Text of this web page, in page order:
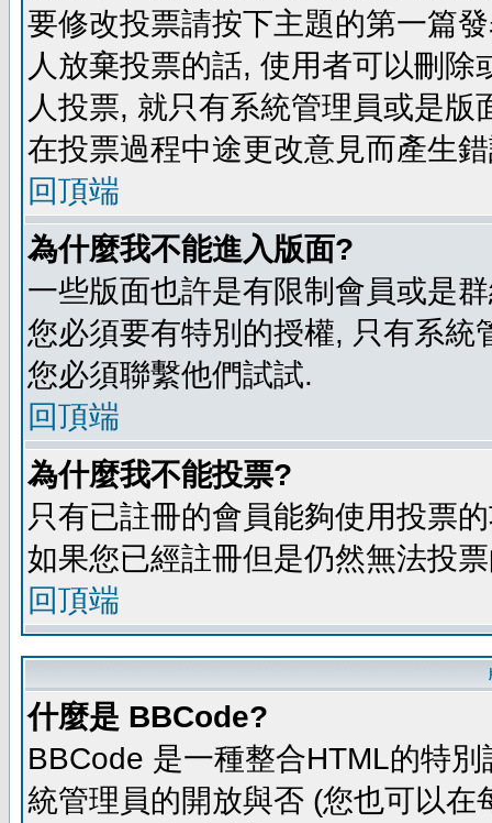
要修改投票請按下主題的第一篇
人放棄投票的話, 使用者可以刪
人投票, 就只有系統管理員或是
在投票過程中途更改意見而產生
回頂端
為什麼我不能進入版面?
一些版面也許是有限制會員或是
您必須要有特別的授權, 只有系
您必須聯繫他們試試.
回頂端
為什麼我不能投票?
只有已註冊的會員能夠使用投票
如果您已經註冊但是仍然無法投
回頂端
什麼是 BBCode?
BBCode 是一種整合HTML的特
統管理員的開放與否 (您也可以